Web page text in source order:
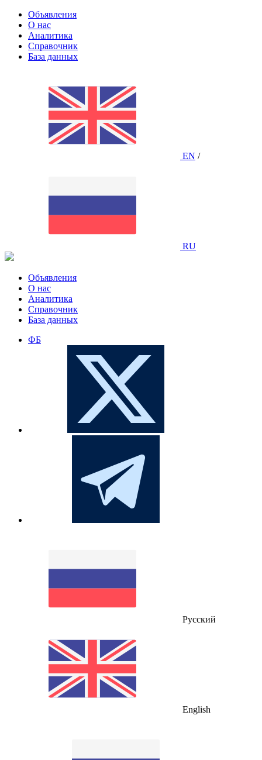
Объявления
О нас
Аналитика
Справочник
База данных
EN /
RU
Объявления
О нас
Аналитика
Справочник
База данных
ФБ
Русский
English